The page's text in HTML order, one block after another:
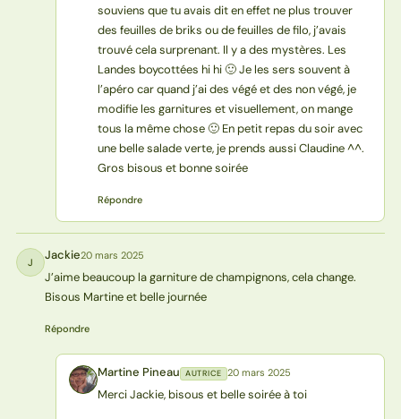
souviens que tu avais dit en effet ne plus trouver
des feuilles de briks ou de feuilles de filo, j’avais
trouvé cela surprenant. Il y a des mystères. Les
Landes boycottées hi hi 🙂 Je les sers souvent à
l’apéro car quand j’ai des végé et des non végé, je
modifie les garnitures et visuellement, on mange
tous la même chose 🙂 En petit repas du soir avec
une belle salade verte, je prends aussi Claudine ^^.
Gros bisous et bonne soirée
Répondre
J Jackie20 mars 2025
J’aime beaucoup la garniture de champignons, cela change.
Bisous Martine et belle journée
Répondre
MP Martine Pineau AUTRICE 20 mars 2025
Merci Jackie, bisous et belle soirée à toi